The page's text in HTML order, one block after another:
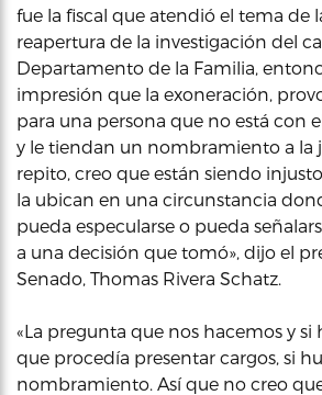
fue la fiscal que atendió el tema de
reapertura de la investigación del
Departamento de la Familia,
impresión que la exoneración,
para una persona que no está con
y le tiendan un nombramiento a la
repito, creo que están siendo
la ubican en una circunstancia
pueda especularse o pueda
a una decisión que tomó», dijo el
Senado, Thomas Rivera Schatz.
«La pregunta que nos hacemos y
que procedía presentar cargos, si
nombramiento. Así que no creo